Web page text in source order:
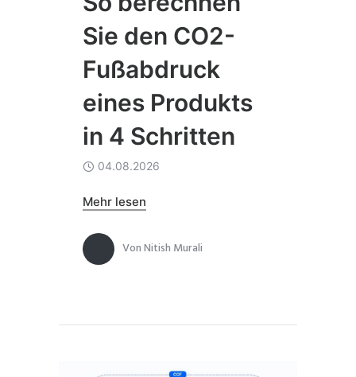
Sie den CO2-
Fußabdruck
eines Produkts
in 4 Schritten
04.08.2026
Mehr lesen
VonNitish Murali